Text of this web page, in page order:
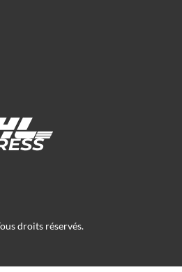
droits réservés.